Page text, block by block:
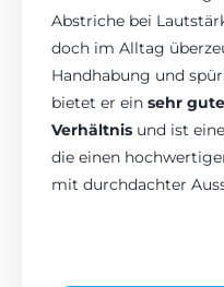
Abstriche bei
doch im Alltag
Handhabung und
bietet er einsehr
Verhältnis und ist
die einen
mit durchdachter